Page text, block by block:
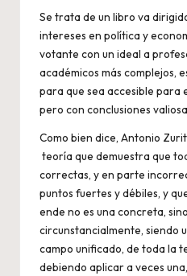
Se trata de un libro va
intereses en política y
votante con un ideal a
académicos más complejos,
para que sea accesible para
pero con conclusiones
Como bien dice, Antonio
teoría que demuestra que
correctas, y en parte
puntos fuertes y débiles, y
ende no es una concreta,
circunstancialmente, siendo
campo unificado, de toda la
debiendo aplicar a veces